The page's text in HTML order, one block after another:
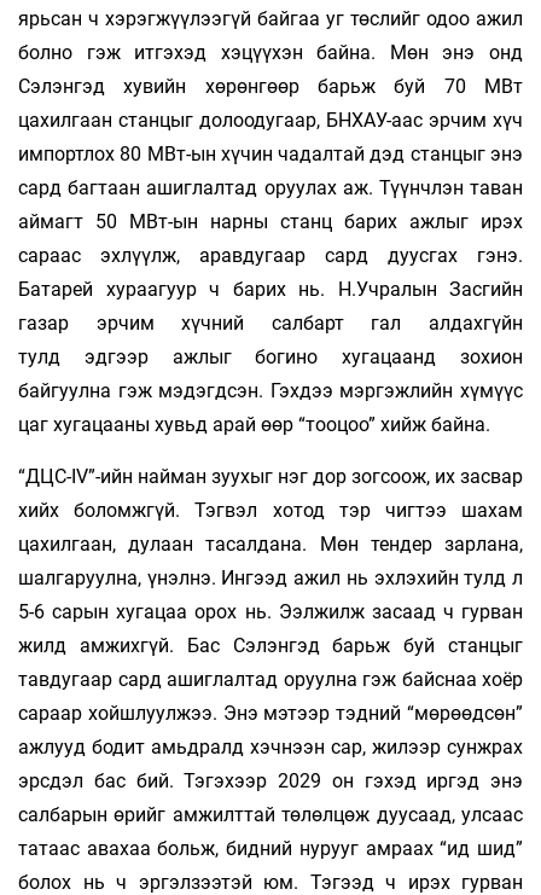
ярьсан ч хэрэгжүүлээгүй байгаа уг төслийг одоо ажил
болно гэж итгэхэд хэцүүхэн байна. Мөн энэ онд
Сэлэнгэд хувийн хөрөнгөөр барьж буй 70 МВт
цахилгаан станцыг долоодугаар, БНХАУ-аас эрчим хүч
импортлох 80 МВт-ын хүчин чадалтай дэд станцыг энэ
сард багтаан ашиглалтад оруулах аж. Түүнчлэн таван
аймагт 50 МВт-ын нарны станц барих ажлыг ирэх
сараас эхлүүлж, аравдугаар сард дуусгах гэнэ.
Батарей хураагуур ч барих нь. Н.Учралын Засгийн
газар эрчим хүчний салбарт гал алдахгүйн
тулд эдгээр ажлыг богино хугацаанд зохион
байгуулна гэж мэдэгдсэн. Гэхдээ мэргэжлийн хүмүүс
цаг хугацааны хувьд арай өөр “тооцоо” хийж байна.
“ДЦС-IV”-ийн найман зуухыг нэг дор зогсоож, их засвар
хийх боломжгүй. Тэгвэл хотод тэр чигтээ шахам
цахилгаан, дулаан тасалдана. Мөн тендер зарлана,
шалгаруулна, үнэлнэ. Ингээд ажил нь эхлэхийн тулд л
5-6 сарын хугацаа орох нь. Ээлжилж засаад ч гурван
жилд амжихгүй. Бас Сэлэнгэд барьж буй станцыг
тавдугаар сард ашиглалтад оруулна гэж байснаа хоёр
сараар хойшлуулжээ. Энэ мэтээр тэдний “мөрөөдсөн”
ажлууд бодит амьдралд хэчнээн сар, жилээр сунжрах
эрсдэл бас бий. Тэгэхээр 2029 он гэхэд иргэд энэ
салбарын өрийг амжилттай төлөлцөж дуусаад, улсаас
татаас авахаа больж, бидний нурууг амраах “ид шид”
болох нь ч эргэлзээтэй юм. Тэгээд ч ирэх гурван